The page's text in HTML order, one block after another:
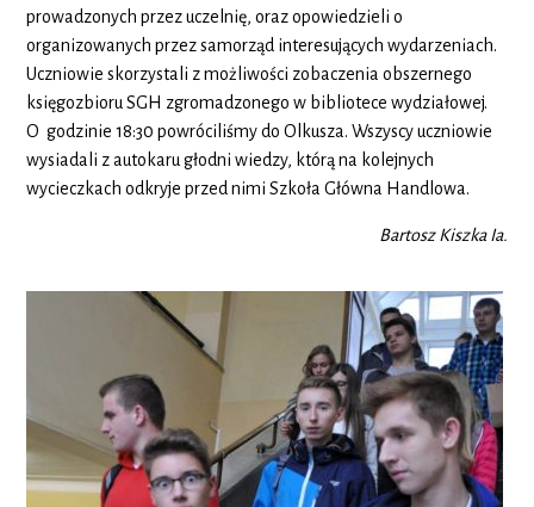
prowadzonych przez uczelnię, oraz opowiedzieli o
organizowanych przez samorząd interesujących wydarzeniach.
Uczniowie skorzystali z możliwości zobaczenia obszernego
księgozbioru SGH zgromadzonego w bibliotece wydziałowej.
O godzinie 18:30 powróciliśmy do Olkusza. Wszyscy uczniowie
wysiadali z autokaru głodni wiedzy, którą na kolejnych
wycieczkach odkryje przed nimi Szkoła Główna Handlowa.
Bartosz Kiszka Ia.